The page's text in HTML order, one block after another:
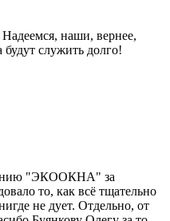
наши, вернее,
служить долго!
"ЭКООКНА" за
то, как всё тщательно
не дует. Отдельно, от